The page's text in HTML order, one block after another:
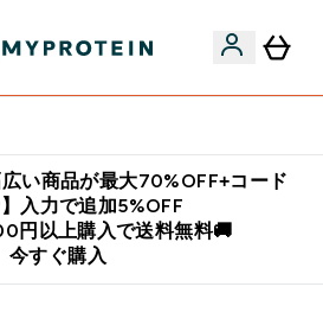
い商品が最大70%OFF+コード
】入力で追加5%OFF
円以上購入で送料無料🚚
今すぐ購入